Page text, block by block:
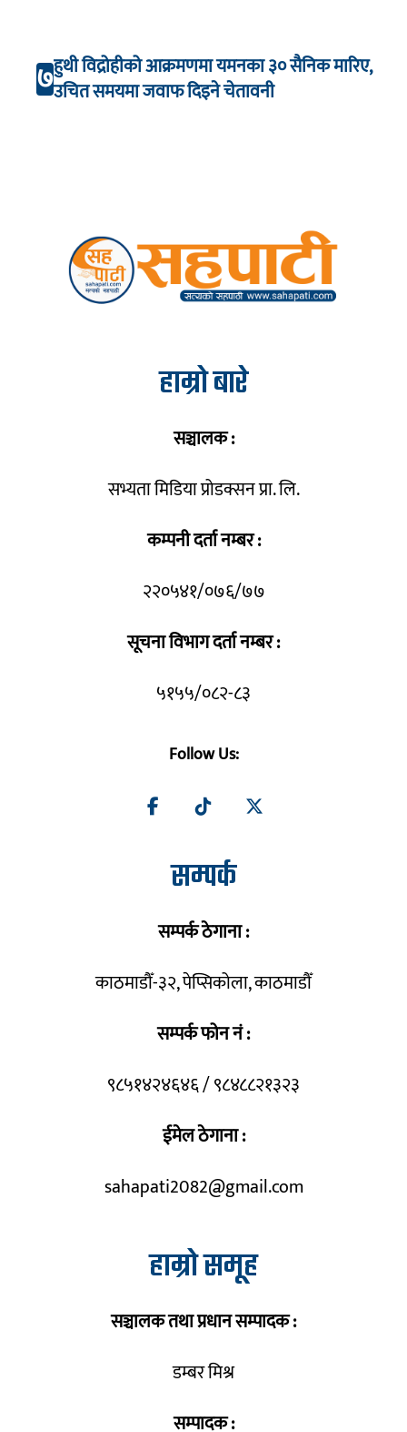
७हुथी विद्रोहीको आक्रमणमा यमनका ३० सैनिक मारिए,
उचित समयमा जवाफ दिइने चेतावनी
हाम्रो बारे
सञ्चालक :
सभ्यता मिडिया प्रोडक्सन प्रा. लि.
कम्पनी दर्ता नम्बर :
२२०५४१/०७६/७७
सूचना विभाग दर्ता नम्बर :
५१५५/०८२-८३
Follow Us:
सम्पर्क
सम्पर्क ठेगाना :
काठमाडौँ-३२, पेप्सिकोला, काठमाडौँ
सम्पर्क फोन नं :
९८५१४२४६४६ / ९८४८८२१३२३
ईमेल ठेगाना :
sahapati2082@gmail.com
हाम्रो समूह
सञ्चालक तथा प्रधान सम्पादक :
डम्बर मिश्र
सम्पादक :